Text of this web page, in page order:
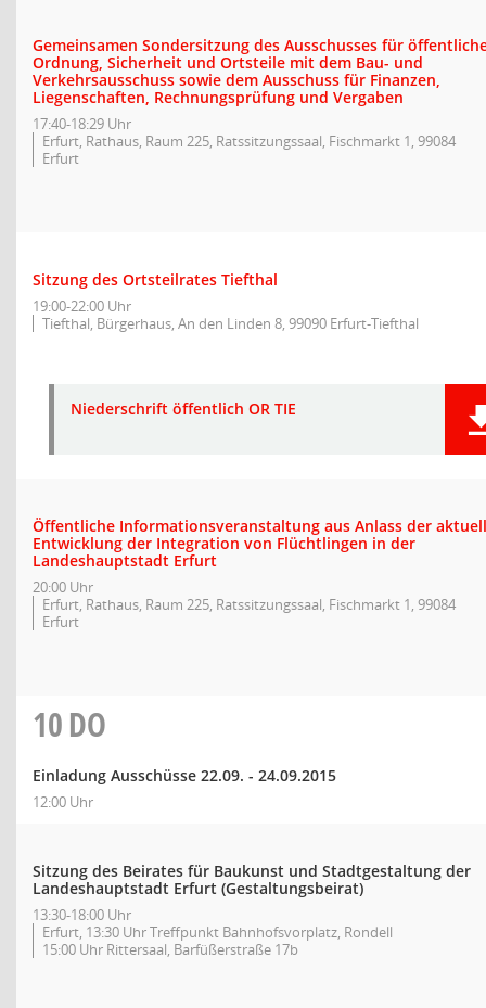
Gemeinsamen Sondersitzung des Ausschusses für
Ordnung, Sicherheit und Ortsteile mit dem Bau- und
Verkehrsausschuss sowie dem Ausschuss für Finanzen,
Liegenschaften, Rechnungsprüfung und Vergaben
17:40-18:29 Uhr
Erfurt, Rathaus, Raum 225, Ratssitzungssaal, Fischmarkt 1, 99084
Erfurt
Sitzung des Ortsteilrates Tiefthal
19:00-22:00 Uhr
Tiefthal, Bürgerhaus, An den Linden 8, 99090 Erfurt-Tiefthal
Niederschrift öffentlich OR TIE
Öffentliche Informationsveranstaltung aus Anlass der
Entwicklung der Integration von Flüchtlingen in der
Landeshauptstadt Erfurt
20:00 Uhr
Erfurt, Rathaus, Raum 225, Ratssitzungssaal, Fischmarkt 1, 99084
Erfurt
10DO
Einladung Ausschüsse 22.09. - 24.09.2015
12:00 Uhr
Sitzung des Beirates für Baukunst und Stadtgestaltung der
Landeshauptstadt Erfurt (Gestaltungsbeirat)
13:30-18:00 Uhr
Erfurt, 13:30 Uhr Treffpunkt Bahnhofsvorplatz, Rondell
15:00 Uhr Rittersaal, Barfüßerstraße 17b